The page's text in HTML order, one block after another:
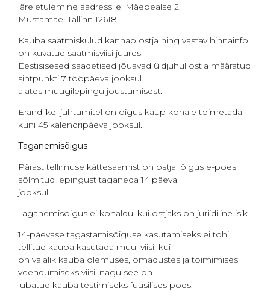
järeletulemine aadressile: Mäepealse 2,
Mustamäe, Tallinn 12618
Kauba saatmiskulud kannab ostja ning vastav hinnainfo
on kuvatud saatmisviisi juures.
Eestisisesed saadetised jõuavad üldjuhul ostja määratud
sihtpunkti 7 tööpäeva jooksul
alates müügilepingu jõustumisest.
Erandlikel juhtumitel on õigus kaup kohale toimetada
kuni 45 kalendripäeva jooksul.
Taganemisõigus
Pärast tellimuse kättesaamist on ostjal õigus e-poes
sõlmitud lepingust taganeda 14 päeva
jooksul.
Taganemisõigus ei kohaldu, kui ostjaks on juriidiline isik.
14-päevase tagastamisõiguse kasutamiseks ei tohi
tellitud kaupa kasutada muul viisil kui
on vajalik kauba olemuses, omadustes ja toimimises
veendumiseks viisil nagu see on
lubatud kauba testimiseks füüsilises poes.